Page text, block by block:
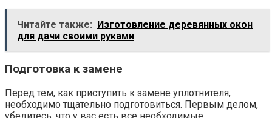
Читайте также: Изготовление деревянных окон
для дачи своими руками
Подготовка к замене
Перед тем, как приступить к замене уплотнителя,
необходимо тщательно подготовиться. Первым делом,